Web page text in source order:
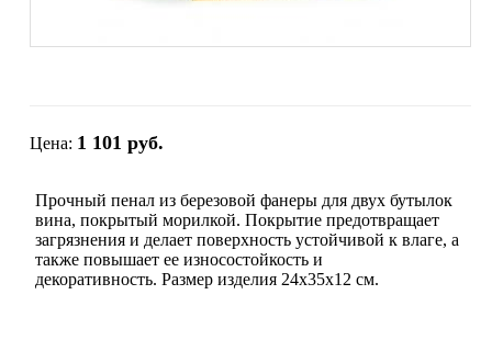
Цена: 1 101 руб.
Прочный пенал из березовой фанеры для двух бутылок
вина, покрытый морилкой. Покрытие предотвращает
загрязнения и делает поверхность устойчивой к влаге, а
также повышает ее износостойкость и
декоративность. Размер изделия 24х35х12 см.